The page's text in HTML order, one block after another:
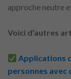
approche neutre
Voici d’autres
Applications
personnes avec